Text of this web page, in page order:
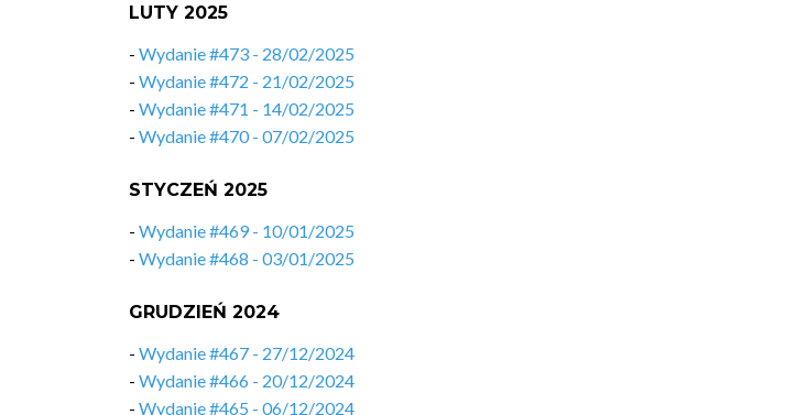
LUTY 2025
- Wydanie #473 - 28/02/2025
- Wydanie #472 - 21/02/2025
- Wydanie #471 - 14/02/2025
- Wydanie #470 - 07/02/2025
STYCZEŃ 2025
- Wydanie #469 - 10/01/2025
- Wydanie #468 - 03/01/2025
GRUDZIEŃ 2024
- Wydanie #467 - 27/12/2024
- Wydanie #466 - 20/12/2024
- Wydanie #465 - 06/12/2024